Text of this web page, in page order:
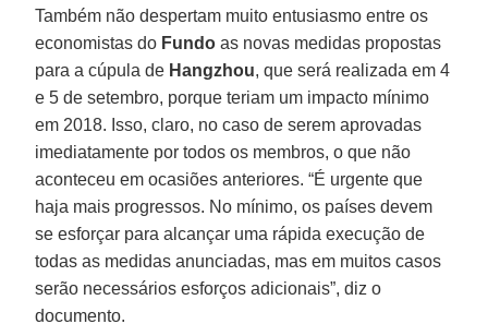
Também não despertam muito entusiasmo entre os
economistas do Fundo as novas medidas propostas
para a cúpula de Hangzhou, que será realizada em 4
e 5 de setembro, porque teriam um impacto mínimo
em 2018. Isso, claro, no caso de serem aprovadas
imediatamente por todos os membros, o que não
aconteceu em ocasiões anteriores. “É urgente que
haja mais progressos. No mínimo, os países devem
se esforçar para alcançar uma rápida execução de
todas as medidas anunciadas, mas em muitos casos
serão necessários esforços adicionais”, diz o
documento.